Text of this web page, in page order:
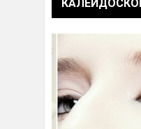
КАЛЕИДОСКОП